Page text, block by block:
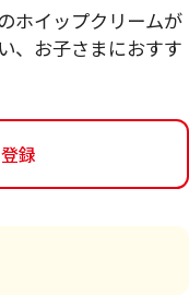
ホイップクリームが
、お子さまにおすす
録